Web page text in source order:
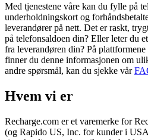
Med tjenestene våre kan du fylle på
underholdningskort og
leverandører på nett. Det er raskt,
på telefonsaldoen din? Eller leter du
fra leverandøren din? På
finner du denne informasjonen om
andre spørsmål, kan du sjekke vår
Hvem vi er
Recharge.com er et varemerke for
(og Rapido US, Inc. for kunder i